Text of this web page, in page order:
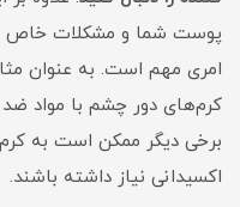
پوست شما و مشکلات خاص
امری مهم است. به عنوان
کرم‌های دور چشم با مواد ضد
برخی دیگر ممکن است به
اکسیدانی نیاز داشته باشند.